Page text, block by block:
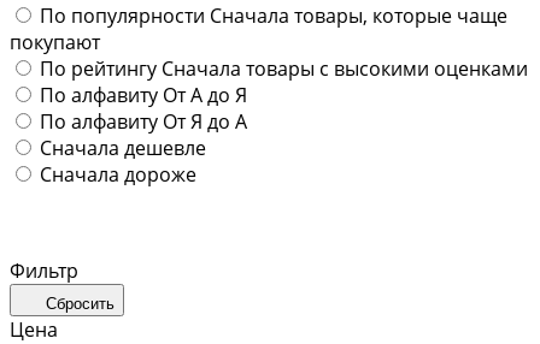
По популярности Сначала товары, которые чаще
покупают
По рейтингу Сначала товары с высокими оценками
По алфавиту От А до Я
По алфавиту От Я до А
Сначала дешевле
Сначала дороже
Фильтр
Сбросить
Цена